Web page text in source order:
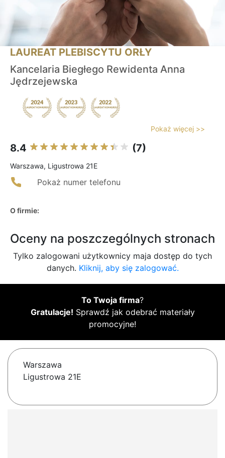
LAUREAT PLEBISCYTU ORŁY
Kancelaria Biegłego Rewidenta Anna
Jędrzejewska
Pokaż więcej >>
8.4 (7)
Warszawa, Ligustrowa 21E
Pokaż numer telefonu
O firmie:
Oceny na poszczególnych stronach
Tylko zalogowani użytkownicy maja dostęp do tych
danych. Kliknij, aby się zalogować.
To Twoja firma?
Gratulacje! Sprawdź jak odebrać materiały
promocyjne!
Warszawa
Ligustrowa 21E